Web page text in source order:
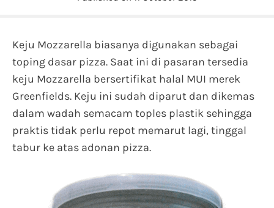
Keju Mozzarella biasanya digunakan sebagai
toping dasar pizza. Saat ini di pasaran tersedia
keju Mozzarella bersertifikat halal MUI merek
Greenfields. Keju ini sudah diparut dan dikemas
dalam wadah semacam toples plastik sehingga
praktis tidak perlu repot memarut lagi, tinggal
tabur ke atas adonan pizza.